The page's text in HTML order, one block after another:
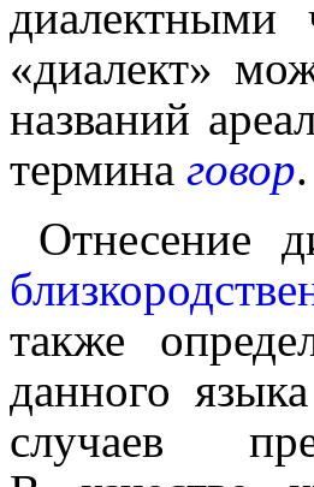
диалектными
«диалект»
названий
термина говор.
Отнесение
также
данного
случаев